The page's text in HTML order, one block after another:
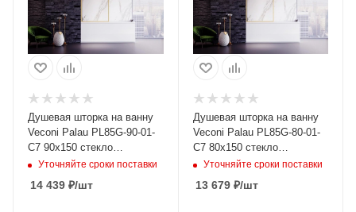
Душевая шторка на ванну
Veconi Palau PL85G-90-01-
C7 90х150 стекло
прозрачное профиль
золото ориентация
универсальная
Уточняйте сроки поставки
14 439 ₽/шт
Душевая шторка на ванну
Veconi Palau PL85G-80-01-
C7 80х150 стекло
прозрачное профиль
золото ориентация
универсальная
Уточняйте сроки поставки
13 679₽/шт